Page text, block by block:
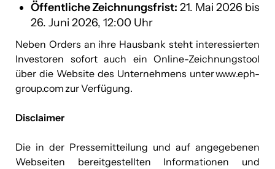
Öffentliche Zeichnungsfrist: 21. Mai 2026 bis
26. Juni 2026, 12:00 Uhr
Neben Orders an ihre Hausbank steht interessierten
Investoren sofort auch ein Online-Zeichnungstool
über die Website des Unternehmens unterwww.eph-
group.comzur Verfügung.
Disclaimer
Die in der Pressemitteilung und auf angegebenen
Webseiten bereitgestellten Informationen und